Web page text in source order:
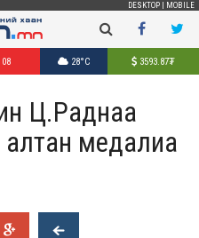
DESKTOP MOBILE
28°C 3593.87₮
Ц.Раднаа
алтан медалиа